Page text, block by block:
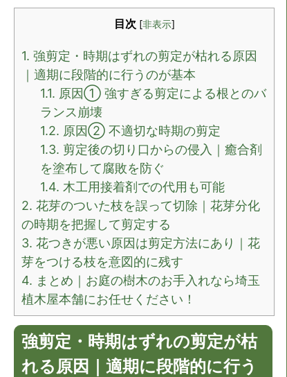
目次 [非表示]
1. 強剪定・時期はずれの剪定が枯れる原因
｜適期に段階的に行うのが基本
1.1. 原因① 強すぎる剪定による根とのバ
ランス崩壊
1.2. 原因② 不適切な時期の剪定
1.3. 剪定後の切り口からの侵入｜癒合剤
を塗布して腐敗を防ぐ
1.4. 木工用接着剤での代用も可能
2. 花芽のついた枝を誤って切除｜花芽分化
の時期を把握して剪定する
3. 花つきが悪い原因は剪定方法にあり｜花
芽をつける枝を意図的に残す
4. まとめ｜お庭の樹木のお手入れなら埼玉
植木屋本舗にお任せください！
強剪定・時期はずれの剪定が枯
れる原因｜適期に段階的に行う